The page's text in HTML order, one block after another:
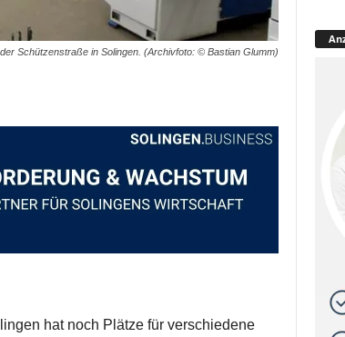
Schützenstraße in Solingen. (Archivfoto: © Bastian Glumm)
hat noch Plätze für verschiedene